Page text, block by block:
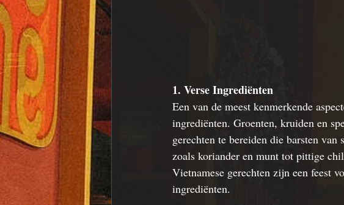
1. Verse Ingrediënten
Een van de meest kenmerkende
ingrediënten. Groenten, kruiden en
gerechten te bereiden die barsten
zoals koriander en munt tot pittige
Vietnamese gerechten zijn een feest
ingrediënten.